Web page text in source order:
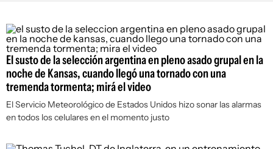
El susto de la selección argentina en pleno asado grupal en la
noche de Kansas, cuando llegó una tornado con una
tremenda tormenta; mirá el video
El Servicio Meteorológico de Estados Unidos hizo sonar las alarmas
en todos los celulares en el momento justo